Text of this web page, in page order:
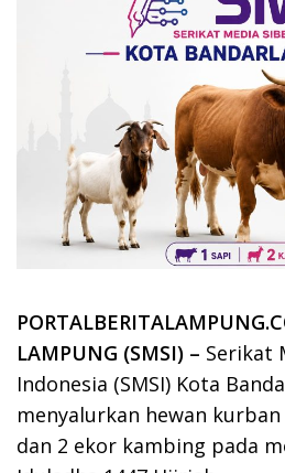
LAMPUNG (SMSI) – Serikat
Indonesia (SMSI) Kota
menyalurkan hewan
dan 2 ekor kambing pada